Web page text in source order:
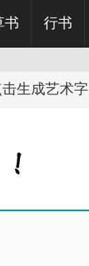
书 行书
生成艺术字